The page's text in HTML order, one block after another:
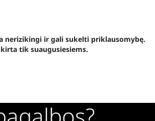
nerizikingi ir gali sukelti priklausomybę.
tik suaugusiesiems.